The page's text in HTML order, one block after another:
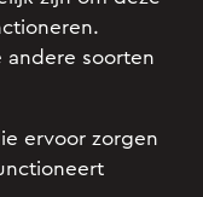
beweging
2016 tijdvak
andere soorten
ervoor zorgen